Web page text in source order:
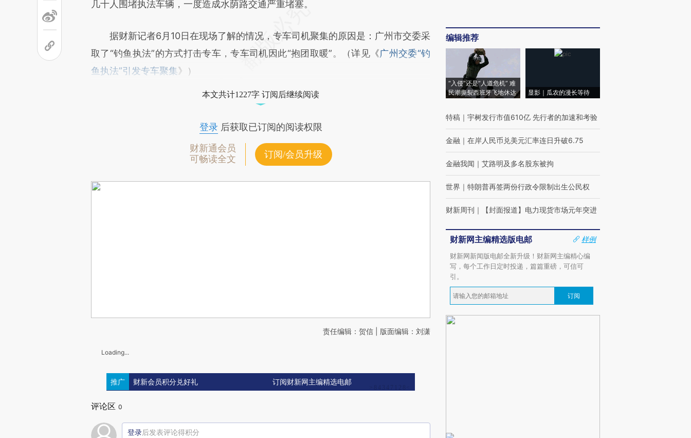
几十人围堵执法车辆，一度造成水荫路交通严重堵塞。
据财新记者6月10日在现场了解的情况，专车司机聚集的原因是：广州市交委采
取了“钓鱼执法”的方式打击专车，专车司机因此“抱团取暖”。（详见《广州交委“钓
鱼执法”引发专车聚集》）
本文共计1227字 订阅后继续阅读
登录后获取已订阅的阅读权限
财新通会员
可畅读全文
订阅/会员升级
责任编辑：贺信 | 版面编辑：刘潇
Loading...
推广 财新会员积分兑好礼 订阅财新网主编精选电邮
评论区 0
登录后发表评论得积分
编辑推荐
“入侵”还是“人道危机” 难
民潮撕裂西班牙飞地休达
显影｜瓜农的漫长等待
特稿 ｜ 宇树发行市值610亿 先行者的加速和考验
金融 ｜ 在岸人民币兑美元汇率连日升破6.75
金融我闻 ｜ 艾路明及多名股东被拘
世界 ｜ 特朗普再签两份行政令限制出生公民权
财新周刊 ｜ 【封面报道】电力现货市场元年突进
财新网主编精选版电邮
样例
财新网新闻版电邮全新升级！财新网主编精心编
写，每个工作日定时投递，篇篇重磅，可信可
引。
订阅